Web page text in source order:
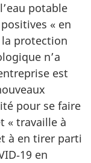
potable
« en
protection
n’a
est
pour se faire
« travaille à
à en tirer parti
en